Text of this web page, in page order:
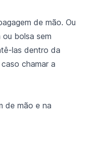
de mão. Ou
bolsa sem
las dentro da
chamar a
de mão e na